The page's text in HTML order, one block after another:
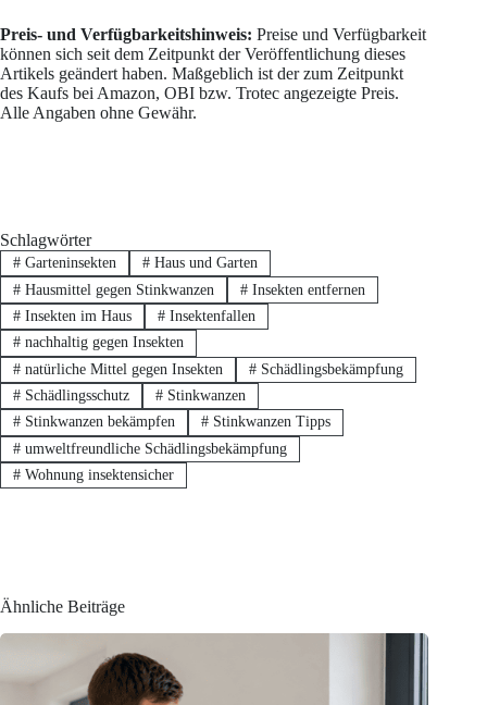
Preis- und Verfügbarkeitshinweis: Preise und Verfügbarkeit
können sich seit dem Zeitpunkt der Veröffentlichung dieses
Artikels geändert haben. Maßgeblich ist der zum Zeitpunkt
des Kaufs bei Amazon, OBI bzw. Trotec angezeigte Preis.
Alle Angaben ohne Gewähr.
Schlagwörter
#Garteninsekten #Haus und Garten
#Hausmittel gegen Stinkwanzen #Insekten entfernen
#Insekten im Haus #Insektenfallen
#nachhaltig gegen Insekten
#natürliche Mittel gegen Insekten #Schädlingsbekämpfung
#Schädlingsschutz #Stinkwanzen
#Stinkwanzen bekämpfen #Stinkwanzen Tipps
#umweltfreundliche Schädlingsbekämpfung
#Wohnung insektensicher
Ähnliche Beiträge